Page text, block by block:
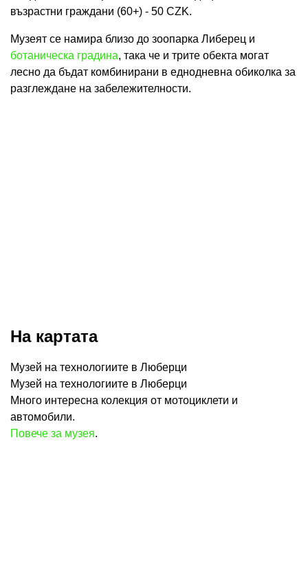
възрастни граждани (60+) - 50 CZK.
Музеят се намира близо до зоопарка Либерец и
ботаническа градина, така че и трите обекта могат
лесно да бъдат комбинирани в еднодневна обиколка за
разглеждане на забележителности.
На картата
Музей на технологиите в Люберци
Музей на технологиите в Люберци
Много интересна колекция от мотоциклети и
автомобили.
Повече за музея.